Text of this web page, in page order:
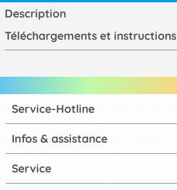
Description
Téléchargements et instructions
Service-Hotline
Infos & assistance
Service